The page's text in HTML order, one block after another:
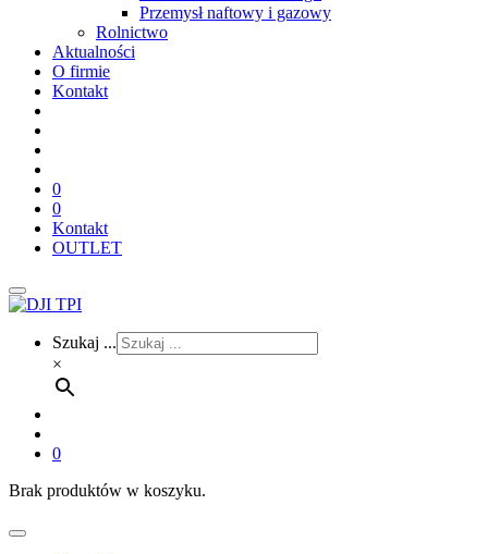
Przemysł naftowy i gazowy
Rolnictwo
Aktualności
O firmie
Kontakt
0
0
Kontakt
OUTLET
Szukaj ...
×
0
Brak produktów w koszyku.